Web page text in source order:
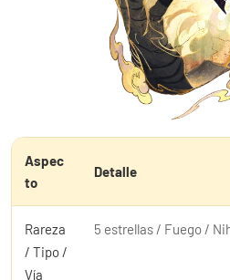
Aspec
to
Detalle
Rareza
/ Tipo /
Vía
5 estrellas / Fuego /